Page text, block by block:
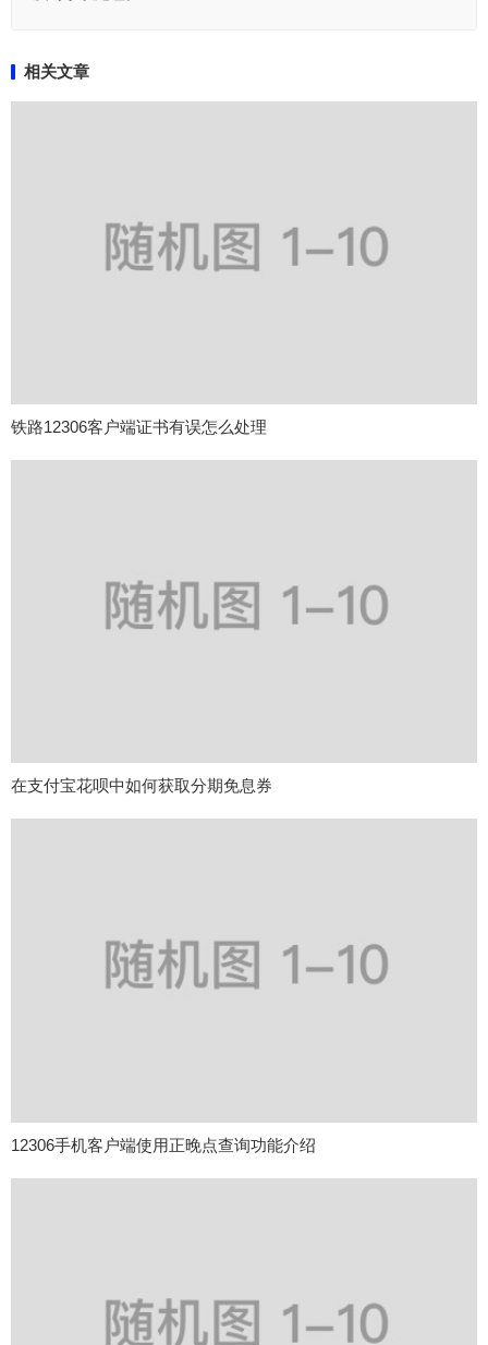
相关文章
铁路12306客户端证书有误怎么处理
在支付宝花呗中如何获取分期免息券
12306手机客户端使用正晚点查询功能介绍